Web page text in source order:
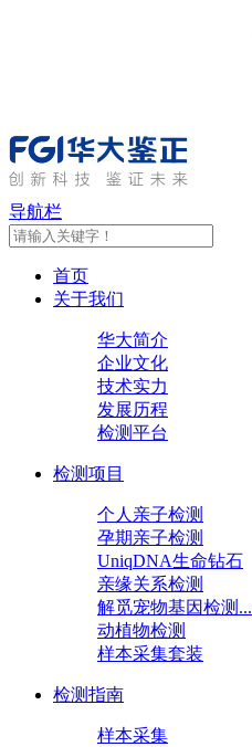
导航栏
首页
关于我们
华大简介
企业文化
技术实力
发展历程
检测平台
检测项目
个人亲子检测
孕期亲子检测
UniqDNA生命钻石
亲缘关系检测
解觅宠物基因检测...
动植物检测
样本采集套装
检测指南
样本采集